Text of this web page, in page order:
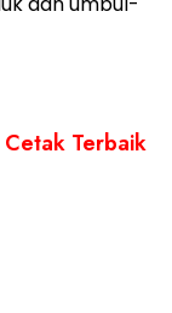
Terbaik